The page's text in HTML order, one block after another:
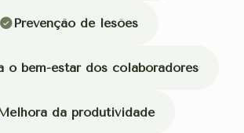
Prevenção de lesões
o bem-estar dos colaboradores
da produtividade